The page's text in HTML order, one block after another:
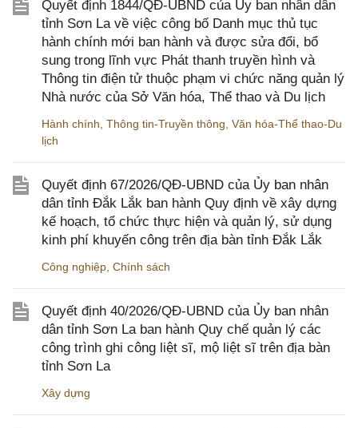
Quyết định 1844/QĐ-UBND của Ủy ban nhân dân
tỉnh Sơn La về việc công bố Danh mục thủ tục
hành chính mới ban hành và được sửa đổi, bổ
sung trong lĩnh vực Phát thanh truyền hình và
Thông tin điện tử thuộc phạm vi chức năng quản lý
Nhà nước của Sở Văn hóa, Thể thao và Du lịch
Hành chính Thông tin-Truyền thông Văn hóa-Thể thao-Du
lịch
Quyết định 67/2026/QĐ-UBND của Ủy ban nhân
dân tỉnh Đắk Lắk ban hành Quy định về xây dựng
kế hoạch, tổ chức thực hiện và quản lý, sử dụng
kinh phí khuyến công trên địa bàn tỉnh Đắk Lắk
Công nghiệp Chính sách
Quyết định 40/2026/QĐ-UBND của Ủy ban nhân
dân tỉnh Sơn La ban hành Quy chế quản lý các
công trình ghi công liệt sĩ, mộ liệt sĩ trên địa bàn
tỉnh Sơn La
Xây dựng